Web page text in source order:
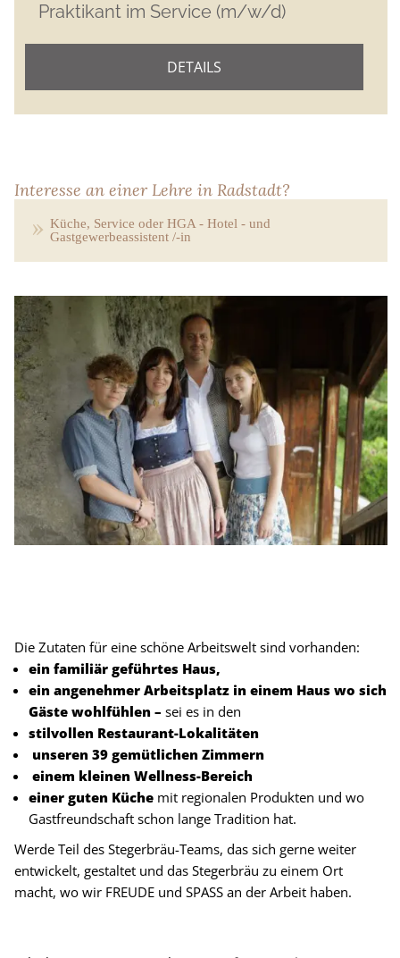
Praktikant im Service (m/w/d)
DETAILS
Interesse an einer Lehre in Radstadt?
Küche, Service oder HGA - Hotel - und
Gastgewerbeassistent /-in
Die Zutaten für eine schöne Arbeitswelt sind vorhanden:
ein familiär geführtes Haus,
ein angenehmer Arbeitsplatz in einem Haus wo sich
Gäste wohlfühlen – sei es in den
stilvollen Restaurant-Lokalitäten
unseren 39 gemütlichen Zimmern
einem kleinen Wellness-Bereich
einer guten Küche mit regionalen Produkten und wo
Gastfreundschaft schon lange Tradition hat.
Werde Teil des Stegerbräu-Teams, das sich gerne weiter
entwickelt, gestaltet und das Stegerbräu zu einem Ort
macht, wo wir FREUDE und SPASS an der Arbeit haben.